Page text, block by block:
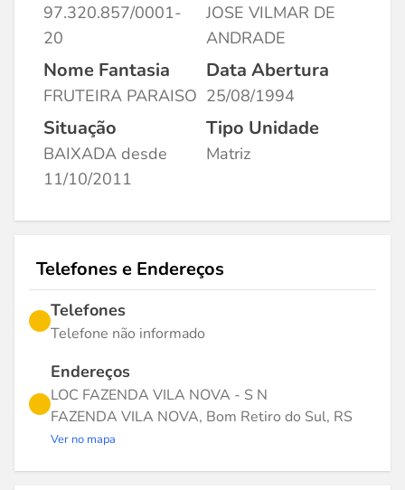
97.320.857/0001-
20
JOSE VILMAR DE
ANDRADE
Nome Fantasia
FRUTEIRA PARAISO
Data Abertura
25/08/1994
Situação
BAIXADA desde
11/10/2011
Tipo Unidade
Matriz
Telefones e Endereços
Telefones
Telefone não informado
Endereços
LOC FAZENDA VILA NOVA - S N
FAZENDA VILA NOVA, Bom Retiro do Sul, RS
Ver no mapa